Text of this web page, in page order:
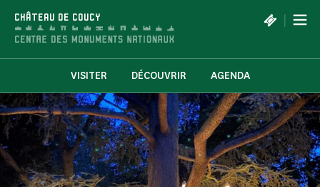
CHÂTEAU DE COUCY |
VISITER DÉCOUVRIR AGENDA